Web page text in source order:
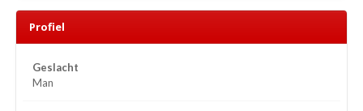
Profiel
Geslacht
Man